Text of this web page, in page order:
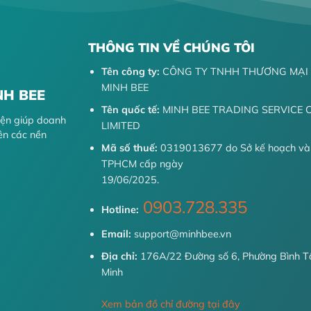
BEE
giúp doanh
các nền
THÔNG TIN VỀ CHÚNG TÔI
Tên công ty: CÔNG TY TNHH THƯƠNG
MINH BEE
Tên quốc tế: MINH BEE TRADING SERVICE
LIMITED
Mã số thuế: 0319013677 do Sở kế hoạch
TPHCM cấp ngày
19/06/2025.
Hotline: 0903.728.335
Email: support@minhbee.vn
Địa chỉ: 176A/22 Đường số 6, Phường Bình
Minh
Xem bản đồ chỉ đường tại đây